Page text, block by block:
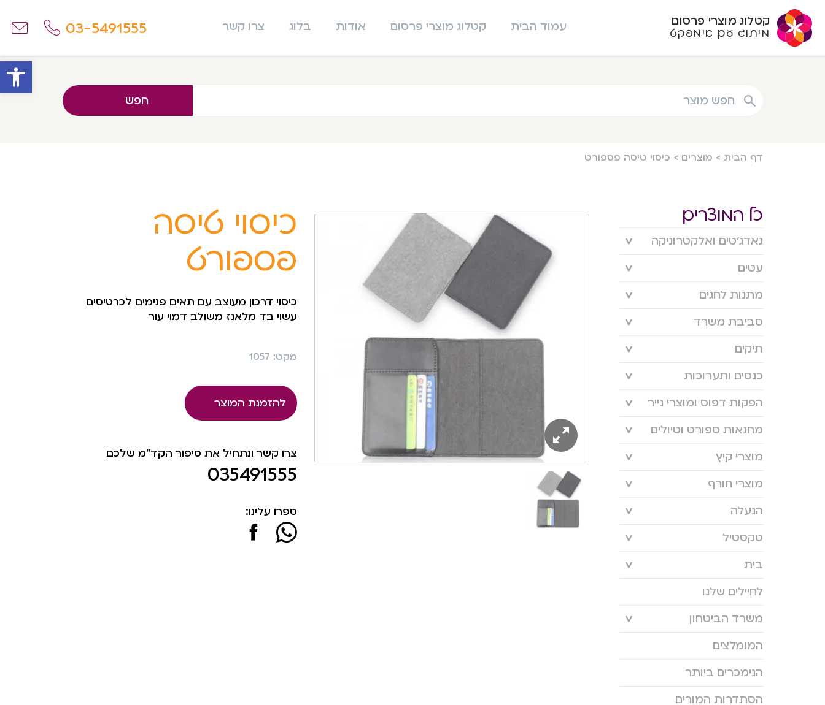
קטלוג מוצרי פרסום
מיתוג עם אימפקט עמוד הבית קטלוג מוצרי פרסום אודות בלוג צרו קשר 03-5491555
חפש מוצר
חפש
דף הבית > מוצרים > כיסוי טיסה פספורט
כל המוצרים
גאדג’טים ואלקטרוניקה
עטים
מתנות לחגים
סביבת משרד
תיקים
כנסים ותערוכות
הפקות דפוס ומוצרי נייר
מחנאות ספורט וטיולים
מוצרי קיץ
מוצרי חורף
הנעלה
טקסטיל
בית
לחיילים שלנו
משרד הביטחון
המומלצים
הנימכרים ביותר
הסתדרות המורים
כיסוי טיסה
פספורט
כיסוי דרכון מעוצב עם תאים פנימים לכרטיסים
עשוי בד מלאנז משולב דמוי עור
מקט: 1057
להזמנת המוצר
צרו קשר ונתחיל את סיפור הקד"מ שלכם
035491555
ספרו עלינו: